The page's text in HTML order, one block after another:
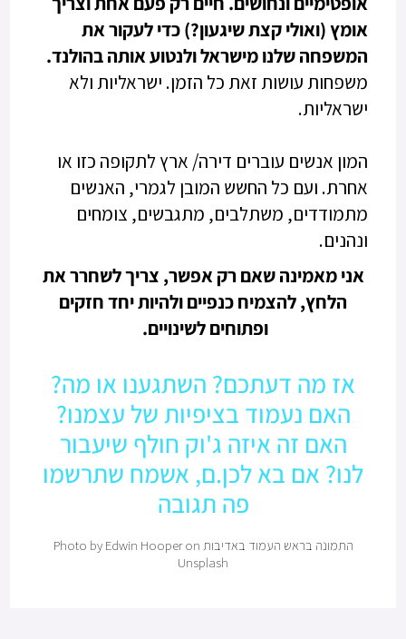
אומץ (ואולי קצת שיגעון?) כדי לעקור את
המשפחה שלנו מישראל ולנטוע אותה בהולנד.
משפחות עושות זאת כל הזמן. ישראליות ולא
ישראליות.
המון אנשים עוברים דירה/ ארץ לתקופה כזו או
אחרת. ועם כל החשש המובן לגמרי, האנשים
מתמודדים, משתלבים, מתגבשים, צומחים
ונהנים.
אני מאמינה שאם רק אפשר, צריך לשחרר את
הלחץ, להצמיח כנפיים ולהיות יחד חזקים
ופתוחים לשינויים.
אז מה דעתכם? השתגענו או מה?
האם נעמוד בציפיות של עצמנו?
האם זה איזה ג'וק חולף שיעבור
לנו? אם בא לכן.ם, אשמח שתרשמו
פה תגובה
התמונה בראש העמוד באדיבות Photo by Edwin Hooper on
Unsplash